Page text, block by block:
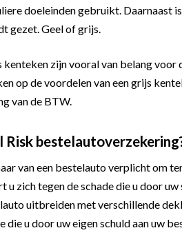
doeleinden gebruikt. Daarnaast
gezet. Geel of grijs.
zijn vooral van belang
op de voordelen van een grijs
van de BTW.
van een bestelauto verplicht om
u zich tegen de schade die u door
uitbreiden met verschillende
die u door uw eigen schuld aan uw